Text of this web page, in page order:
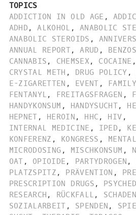
TOPICS
ADDICTION IN OLD AGE ,
ADHD , ALKOHOL , ANABOLIC
ANABOLIC STEROIDS ,
ANNUAL REPORT, ARUD , BENZOS
CANNABIS , CHEMSEX , COCAINE ,
CRYSTAL METH , DRUG POLICY ,
E-ZIGARETTEN , EVENT ,
FENTANYL , FREITAGSFRAGEN ,
HANDYKONSUM , HANDYSUCHT,
HEPNET , HEROIN , HHC , HIV ,
INTERNAL MEDICINE , IPED ,
KONFERENZ , KONGRESS ,
MICRODOSING , MISCHKONSUM ,
OAT , OPIOIDE , PARTYDROGEN ,
PLATZSPITZ , PRÄVENTION ,
PRESCRIPTION DRUGS ,
RESEARCH , RÜCKFALL ,
SOZIALARBEIT , SPENDEN ,